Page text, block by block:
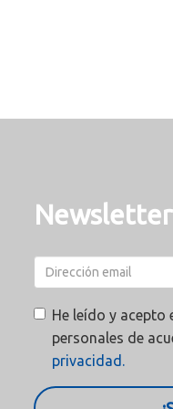
He leído y
personales de
privacidad.